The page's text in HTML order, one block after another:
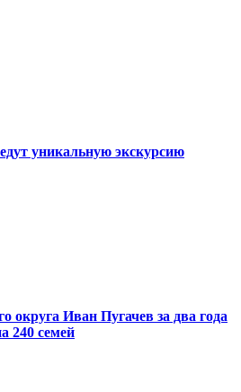
уникальную экскурсию
округа Иван Пугачев за два года
240 семей